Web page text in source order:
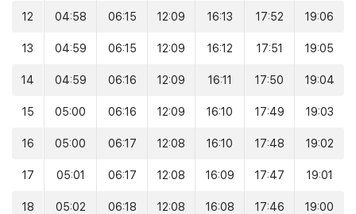
12 04:58 06:15 12:09 16:13 17:52 19:06
13 04:59 06:15 12:09 16:12 17:51 19:05
14 04:59 06:16 12:09 16:11 17:50 19:04
15 05:00 06:16 12:09 16:10 17:49 19:03
16 05:00 06:17 12:08 16:10 17:48 19:02
17 05:01 06:17 12:08 16:09 17:47 19:01
18 05:02 06:18 12:08 16:08 17:46 19:00